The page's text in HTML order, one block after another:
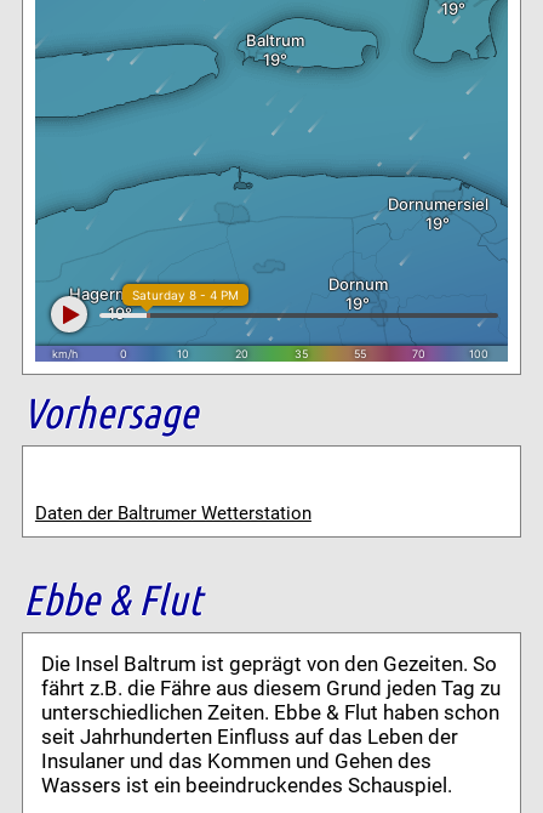
Vorhersage
Daten der Baltrumer Wetterstation
Ebbe & Flut
Die Insel Baltrum ist geprägt von den Gezeiten. So
fährt z.B. die Fähre aus diesem Grund jeden Tag zu
unterschiedlichen Zeiten. Ebbe & Flut haben schon
seit Jahrhunderten Einfluss auf das Leben der
Insulaner und das Kommen und Gehen des
Wassers ist ein beeindruckendes Schauspiel.